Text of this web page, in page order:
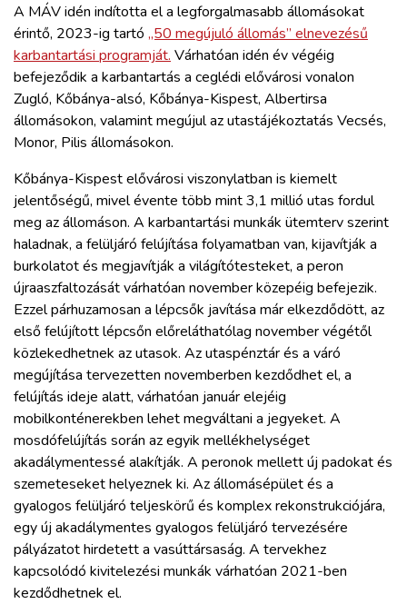
ARCHÍVUM
WEBSHOP
BELÉPÉS
REGISZTRÁCIÓ
A MÁV idén indította el a legforgalmasabb állomásokat
érintő, 2023-ig tartó „50 megújuló állomás” elnevezésű
karbantartási programját. Várhatóan idén év végéig
befejeződik a karbantartás a ceglédi elővárosi vonalon
Zugló, Kőbánya-alsó, Kőbánya-Kispest, Albertirsa
állomásokon, valamint megújul az utastájékoztatás Vecsés,
Monor, Pilis állomásokon.
Kőbánya-Kispest elővárosi viszonylatban is kiemelt
jelentőségű, mivel évente több mint 3,1 millió utas fordul
meg az állomáson. A karbantartási munkák ütemterv szerint
haladnak, a felüljáró felújítása folyamatban van, kijavítják a
burkolatot és megjavítják a világítótesteket, a peron
újraaszfaltozását várhatóan november közepéig befejezik.
Ezzel párhuzamosan a lépcsők javítása már elkezdődött, az
első felújított lépcsőn előreláthatólag november végétől
közlekedhetnek az utasok. Az utaspénztár és a váró
megújítása tervezetten novemberben kezdődhet el, a
felújítás ideje alatt, várhatóan január elejéig
mobilkonténerekben lehet megváltani a jegyeket. A
mosdófelújítás során az egyik mellékhelységet
akadálymentessé alakítják. A peronok mellett új padokat és
szemeteseket helyeznek ki. Az állomásépület és a
gyalogos felüljáró teljeskörű és komplex rekonstrukciójára,
egy új akadálymentes gyalogos felüljáró tervezésére
pályázatot hirdetett a vasúttársaság. A tervekhez
kapcsolódó kivitelezési munkák várhatóan 2021-ben
kezdődhetnek el.